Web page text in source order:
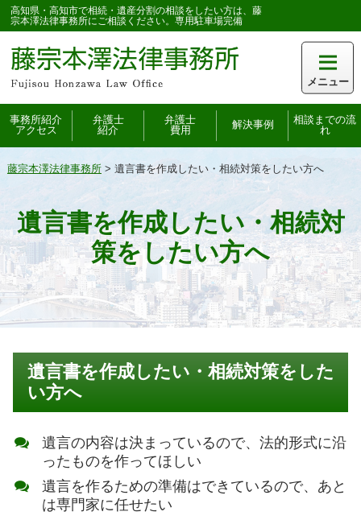
高知県・高知市で相続・遺産分割の相談をしたい方は、藤
宗本澤法律事務所にご相談ください。専用駐車場完備
メニュー
事務所紹介
アクセス
弁護士
紹介
弁護士
費用
解決事例
相談までの流
れ
藤宗本澤法律事務所> 遺言書を作成したい・相続対策をしたい方へ
遺言書を作成したい・相続対
策をしたい方へ
遺言書を作成したい・相続対策をした
い方へ
遺言の内容は決まっているので、法的形式に沿
ったものを作ってほしい
遺言を作るための準備はできているので、あと
は専門家に任せたい